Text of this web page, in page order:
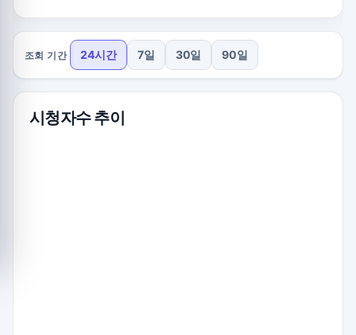
조회 기간 24시간 7일 30일 90일
시청자수 추이